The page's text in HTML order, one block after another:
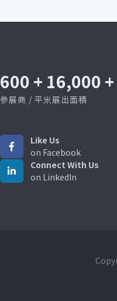
600 + 16,000 +
參展商 / 平米展出面積
Like Us
on Facebook
Connect With Us
on LinkedIn